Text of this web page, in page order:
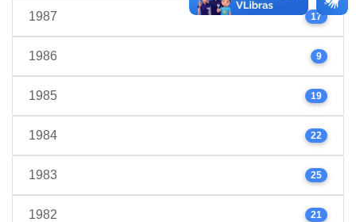
1987 17
1986 9
1985 19
1984 22
1983 25
1982 21